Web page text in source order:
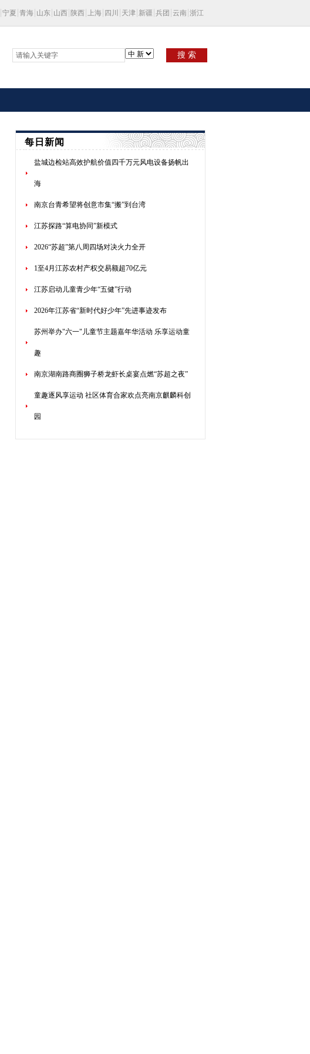
宁夏 青海 山东 山西 陕西 上海 四川 天津 新疆 兵团 云南 浙江
搜 索
每日新闻
盐城边检站高效护航价值四千万元风电设备扬帆出
海
南京台青希望将创意市集“搬”到台湾
江苏探路“算电协同”新模式
2026“苏超”第八周四场对决火力全开
1至4月江苏农村产权交易额超70亿元
江苏启动儿童青少年“五健”行动
2026年江苏省“新时代好少年”先进事迹发布
苏州举办"六一"儿童节主题嘉年华活动 乐享运动童
趣
南京湖南路商圈狮子桥龙虾长桌宴点燃“苏超之夜”
童趣逐风享运动 社区体育合家欢点亮南京麒麟科创
园